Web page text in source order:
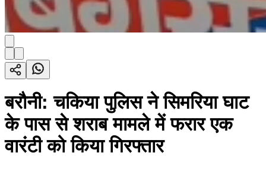
बरौनी: चकिया पुलिस ने सिमरिया घाट
के पास से शराब मामले में फरार एक
वारंटी को किया गिरफ्तार